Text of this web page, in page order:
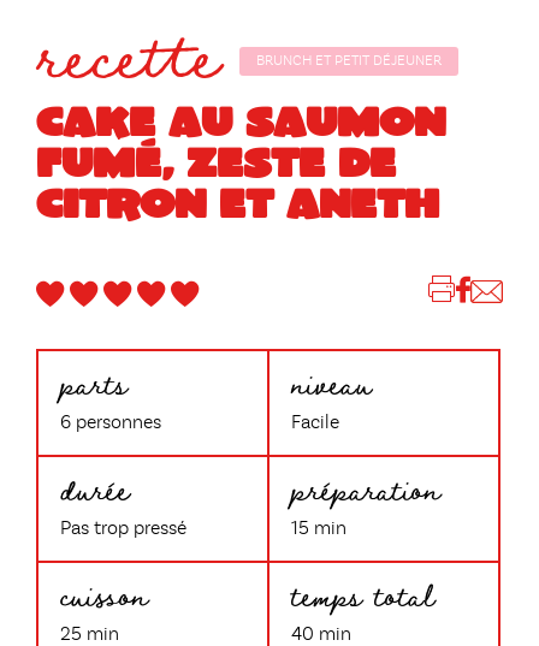
recette BRUNCH ET PETIT DÉJEUNER
CAKE AU SAUMON
FUMÉ, ZESTE DE
CITRON ET ANETH
parts
6 personnes
niveau
Facile
durée
Pas trop pressé
préparation
15 min
cuisson
25 min
temps total
40 min